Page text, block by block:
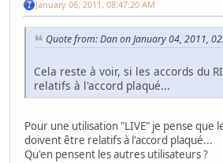
January 06, 2011, 08:47:20 AM
Quote from: Dan on January 04, 2011,
Cela reste à voir, si les accords du
relatifs à l'accord plaqué...
Pour une utilisation "LIVE" je pense que
doivent être relatifs à l'accord plaqué...
Qu'en pensent les autres utilisateurs ?